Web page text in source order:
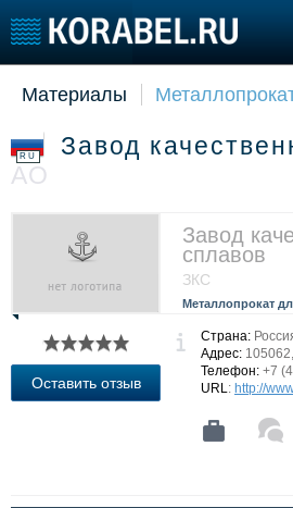
Судостроение
Новости
Компании
Работа
Крюинг
Журнал
Торговая
Продажа
Материалы
Услуги
Конференции
Выставки и семинары
Материалы
RU
Завод
АО
Завод
сплавов
ЗКС
Металлопрокат
Оставить отзыв
Страна:
Адрес:
Телефон: +7
URL: http://